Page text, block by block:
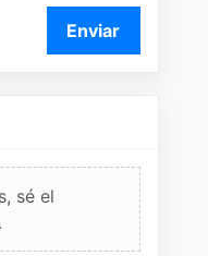
Enviar
sé el